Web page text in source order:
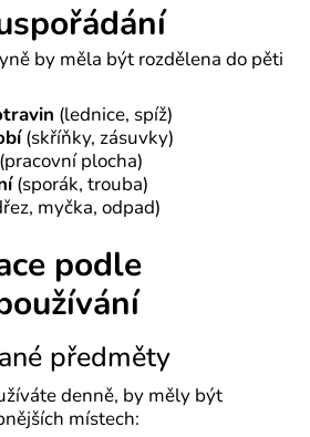
by měla být rozdělena do pěti
(lednice, spíž)
(skříňky, zásuvky)
(pracovní plocha)
(sporák, trouba)
myčka, odpad)
podle
předměty
denně, by měly být
místech: